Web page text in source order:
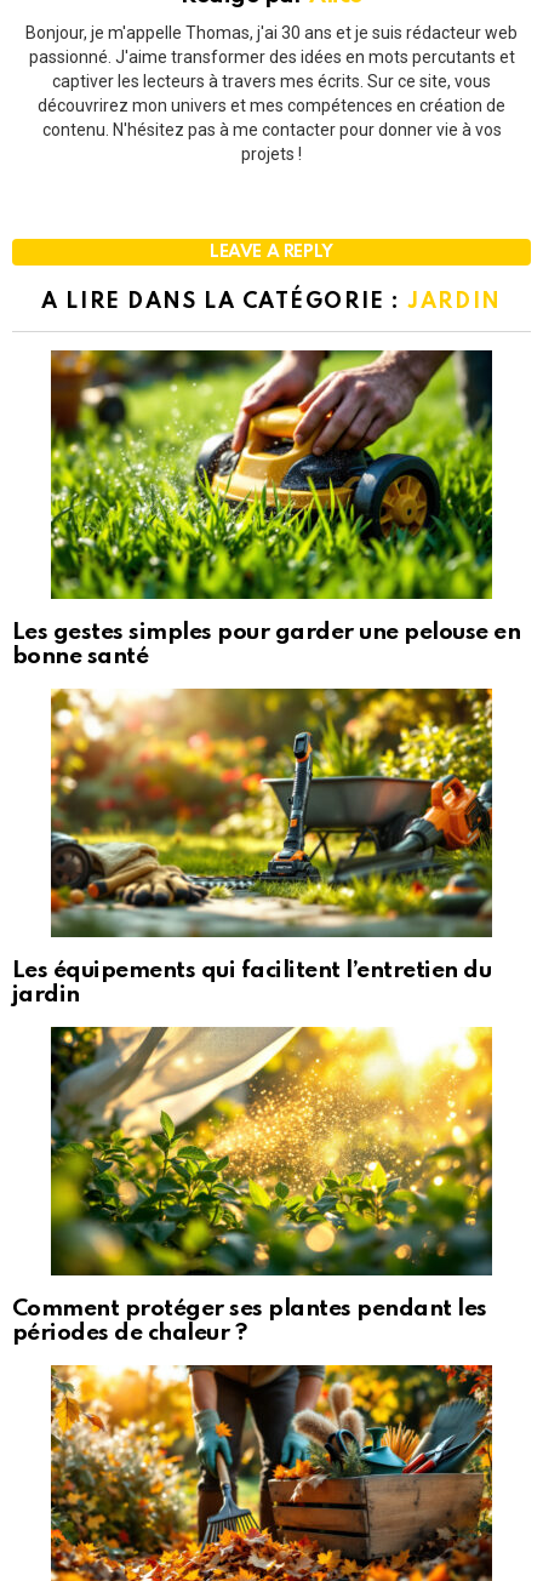
Bonjour, je m'appelle Thomas, j'ai 30 ans et je suis rédacteur web
passionné. J'aime transformer des idées en mots percutants et
captiver les lecteurs à travers mes écrits. Sur ce site, vous
découvrirez mon univers et mes compétences en création de
contenu. N'hésitez pas à me contacter pour donner vie à vos
projets !
LEAVE A REPLY
A LIRE DANS LA CATÉGORIE :JARDIN
Les gestes simples pour garder une pelouse en
bonne santé
Les équipements qui facilitent l’entretien du
jardin
Comment protéger ses plantes pendant les
périodes de chaleur ?